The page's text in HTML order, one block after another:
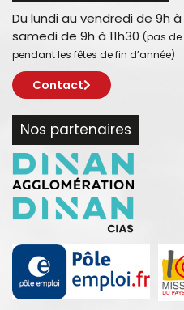
Du lundi au vendredi de 9h à
samedi de 9h à 11h30 (pas de
pendant les fêtes de fin d’année)
Contact
Nos partenaires